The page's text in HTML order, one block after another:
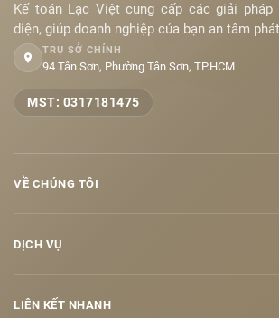
Kế toán Lạc Việt cung cấp các giải
diện, giúp doanh nghiệp của bạn an tâm
TRỤ SỞ CHÍNH
94 Tân Sơn, Phường Tân Sơn, TP.HCM
MST: 0317181475
VỀ CHÚNG TÔI
DỊCH VỤ
LIÊN KẾT NHANH